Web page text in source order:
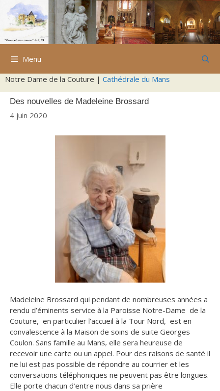
Aller
contenu
Menu
Notre Dame de la Couture | Cathédrale du Mans
Des nouvelles de Madeleine Brossard
4 juin 2020
Madeleine Brossard qui pendant de nombreuses années a
rendu d’éminents service à la Paroisse Notre-Dame de la
Couture, en particulier l’accueil à la Tour Nord, est en
convalescence à la Maison de soins de suite Georges
Coulon. Sans famille au Mans, elle sera heureuse de
recevoir une carte ou un appel. Pour des raisons de santé il
ne lui est pas possible de répondre au courrier et les
conversations téléphoniques ne peuvent pas être longues.
Elle porte chacun d’entre nous dans sa prière